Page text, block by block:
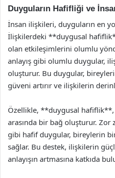
Duyguların Hafifliği ve
İnsan ilişkileri, duyguların en
İlişkilerdeki **duygusal
olan etkileşimlerini olumlu
anlayış gibi olumlu duygular,
oluşturur. Bu duygular,
güveni artırır ve ilişkilerin
Özellikle, **duygusal
arasında bir bağ oluşturur. Zor
gibi hafif duygular, bireylerin
sağlar. Bu destek, ilişkilerin
anlayışın artmasına katkıda